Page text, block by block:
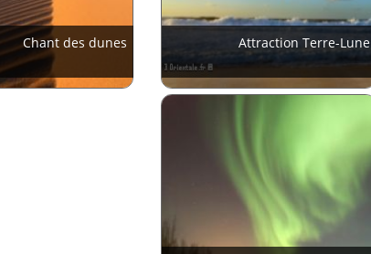
Chant des dunes Attraction Terre-Lune